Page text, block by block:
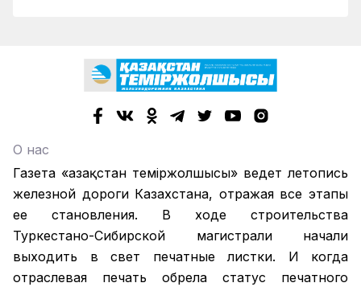
О нас
Газета «Қазақстан теміржолшысы» ведет летопись
железной дороги Казахстана, отражая все этапы
ее становления. В ходе строительства
Туркестано-Сибирской магистрали начали
выходить в свет печатные листки. И когда
отраслевая печать обрела статус печатного